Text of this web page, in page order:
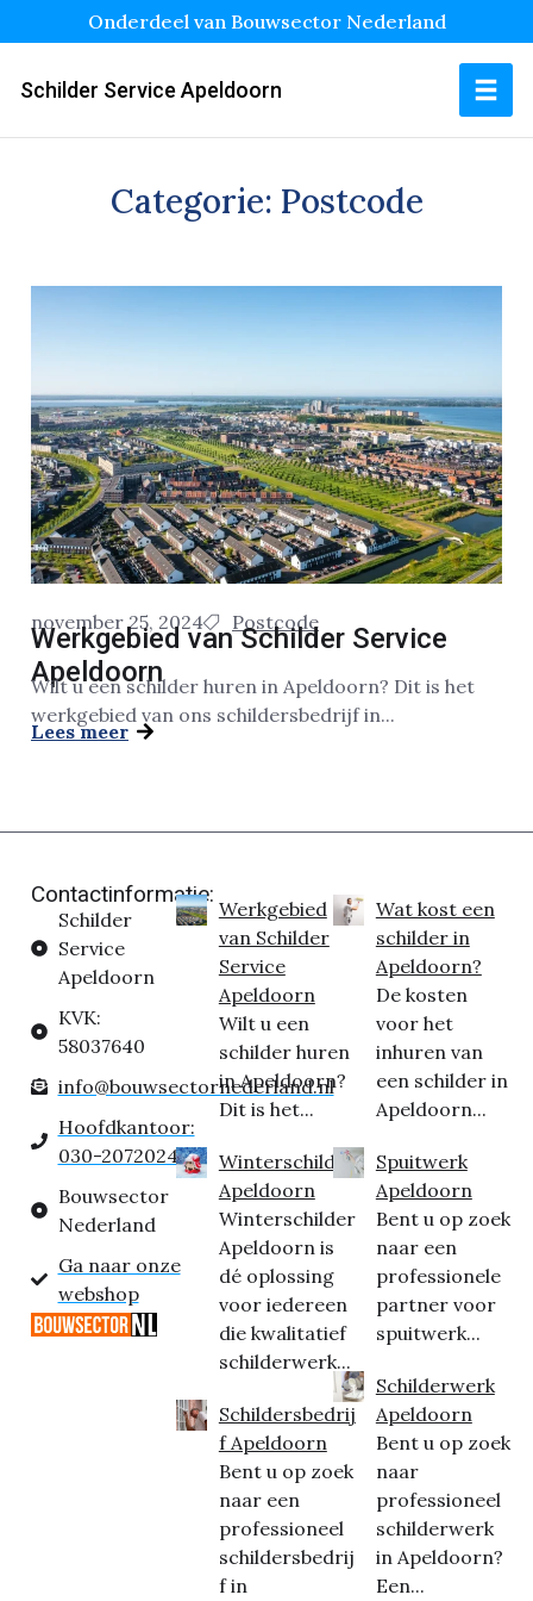
Onderdeel van Bouwsector Nederland
Schilder Service Apeldoorn
Categorie: Postcode
november 25, 2024 Postcode
Werkgebied van Schilder Service
Apeldoorn
Wilt u een schilder huren in Apeldoorn? Dit is het
werkgebied van ons schildersbedrijf in...
Lees meer
Contactinformatie:
Schilder
Service
Apeldoorn
KVK:
58037640
info@bouwsectornederland.nl
Hoofdkantoor:
030-2072024
Bouwsector
Nederland
Ga naar onze
webshop
Werkgebied
van Schilder
Service
Apeldoorn
Wilt u een
schilder huren
in Apeldoorn?
Dit is het...
Winterschilder
Apeldoorn
Winterschilder
Apeldoorn is
dé oplossing
voor iedereen
die kwalitatief
schilderwerk...
Schildersbedrij
f Apeldoorn
Bent u op zoek
naar een
professioneel
schildersbedrij
f in
Wat kost een
schilder in
Apeldoorn?
De kosten
voor het
inhuren van
een schilder in
Apeldoorn...
Spuitwerk
Apeldoorn
Bent u op zoek
naar een
professionele
partner voor
spuitwerk...
Schilderwerk
Apeldoorn
Bent u op zoek
naar
professioneel
schilderwerk
in Apeldoorn?
Een...